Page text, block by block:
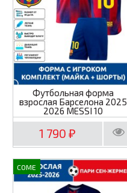
Футбольная форма
взрослая Барселона 2025
2026 MESSI 10
1 790₽
COME